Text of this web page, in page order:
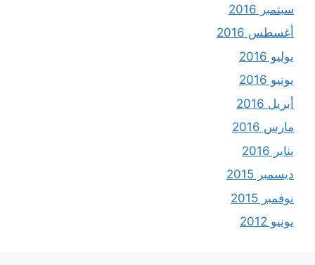
سبتمبر 2016
أغسطس 2016
يوليو 2016
يونيو 2016
أبريل 2016
مارس 2016
يناير 2016
ديسمبر 2015
نوفمبر 2015
يونيو 2012